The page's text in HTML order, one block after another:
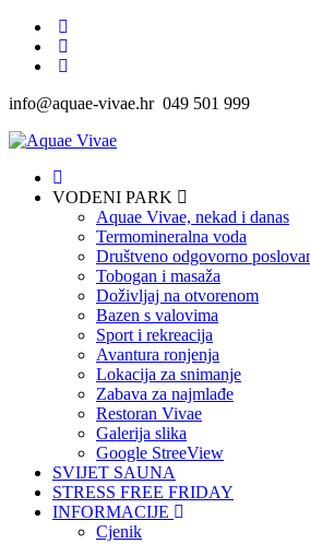
info@aquae-vivae.hr 049 501 999
VODENI PARK
Aquae Vivae, nekad i danas
Termomineralna voda
Društveno odgovorno
Tobogan i masaža
Doživljaj na otvorenom
Bazen s valovima
Sport i rekreacija
Avantura ronjenja
Lokacija za snimanje
Zabava za najmlađe
Restoran Vivae
Galerija slika
Google StreeView
SVIJET SAUNA
STRESS FREE FRIDAY
INFORMACIJE
Cjenik